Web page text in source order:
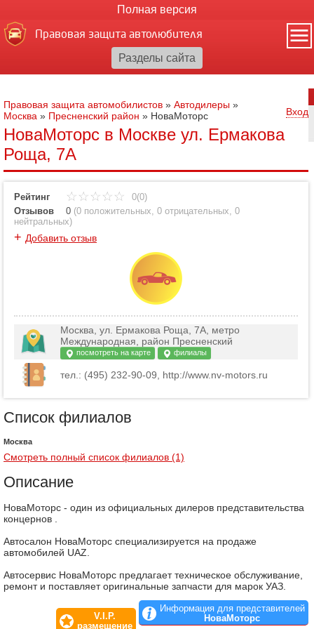
Полная версия
Правовая защита автолюбителя
Правовая защита автомобилистов » Автодилеры »
Москва » Пресненский район » НоваМоторс Вход
НоваМоторс в Москве ул. Ермакова
Роща, 7А
Рейтинг
0(0)
Отзывов
0 (0 положительных, 0 отрицательных, 0
нейтральных)
+ Добавить отзыв
Москва, ул. Ермакова Роща, 7А, метро
Международная, район Пресненский
посмотреть на карте филиалы
тел.: (495) 232-90-09, http://www.nv-motors.ru
Список филиалов
Москва
Смотреть полный список филиалов (1)
Описание
НоваМоторс - один из официальных дилеров представительства
концернов .
Автосалон НоваМоторс специализируется на продаже
автомобилей UAZ.
Автосервис НоваМоторс предлагает техническое обслуживание,
ремонт и поставляет оригинальные запчасти для марок УАЗ.
V.I.P.
размещение
Информация для представителей
НоваМоторс